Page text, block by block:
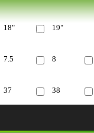
18"
19"
7.5 8
37 38